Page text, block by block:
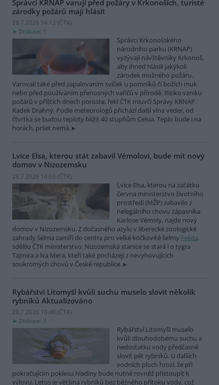
Správci KRNAP varují před požáry v Krkonoších, turisté
zárodky požárů mají hlásit
28.7.2026 14:12 (ČTK)
Diskuse: 1
Správci Krkonošského
národního parku (KRNAP)
vyzývají návštěvníky Krkonoš,
aby ihned hlásili jakýkoli
zárodek možného požáru.
Varovali také před zapalováním svíček u pomníků či božích muk
nebo před používáním přenosných vařičů v přírodě. Riziko vzniku
požárů v příštích dnech poroste, řekl ČTK mluvčí Správy KRNAP
Radek Drahný. Podle meteorologů přichází další vlna veder, od
čtvrtka se budou teploty blížit 40 stupňům Celsia. Teplo bude i na
horách, pršet nemá.
Lvice Elsa, kterou stát zabavil Vémolovi, bude mít nový
domov v Nizozemsku
28.7.2026 14:03 (ČTK)
Lvice Elsa, kterou na začátku
června ministerstvo životního
prostředí (MŽP) zabavilo z
nelegálního chovu zápasníka
Karlose Vémoly, najde nový
domov v Nizozemsku. Z dočasného azylu v liberecké zoologické
zahrady šelma zamíří do centra pro velké kočkovité šelmy Felida,
sdělilo ČTK ministerstvo. Nizozemská stanice se stará i o tygra
Tajmira a lva Mera, kteří také pocházejí z nevyhovujících
soukromých chovů v České republice.
Rybářství Litomyšl kvůli suchu muselo slovit několik
rybníků Aktualizováno
28.7.2026 10:40 (ČTK)
Diskuse: 3
Rybářství Litomyšl muselo
kvůli dlouhodobému suchu a
nedostatku vody předčasně
slovit pět rybníků. U dalších
vodních ploch hrozí, že při
pokračujícím poklesu hladiny bude nutné rovněž přistoupit k
výlovu. Letos je většina rybníků bez běžného přítoku vody, což